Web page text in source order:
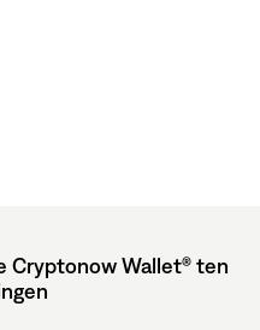
Cryptonow Wallet® ten